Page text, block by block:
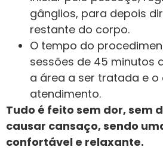
gânglios, para depois
restante do corpo.
O tempo do
sessões de 45 minutos
a área a ser tratada e o
atendimento.
Tudo é feito sem dor, sem
causar cansaço, sendo
confortável e relaxante.